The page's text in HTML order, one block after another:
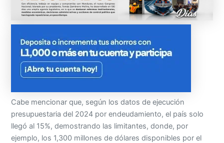
Cabe mencionar que, según los datos de ejecución
presupuestaria del 2024 por endeudamiento, el país solo
llegó al 15%, demostrando las limitantes, donde, por
ejemplo, los 1,300 millones de dólares disponibles por el